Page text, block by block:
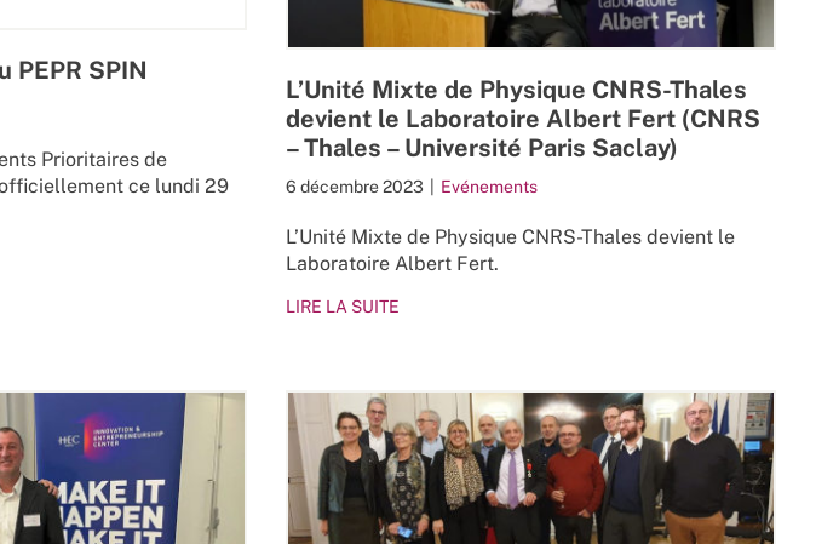
PEPR SPIN
Prioritaires de
ce lundi 29
L’Unité Mixte de Physique CNRS-Thales
devient le Laboratoire Albert Fert (CNRS
– Thales – Université Paris Saclay)
6 décembre 2023 Evénements
L’Unité Mixte de Physique CNRS-Thales devient le
Laboratoire Albert Fert.
LIRE LA SUITE